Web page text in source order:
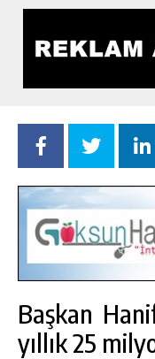
Başkan
yıllık 25